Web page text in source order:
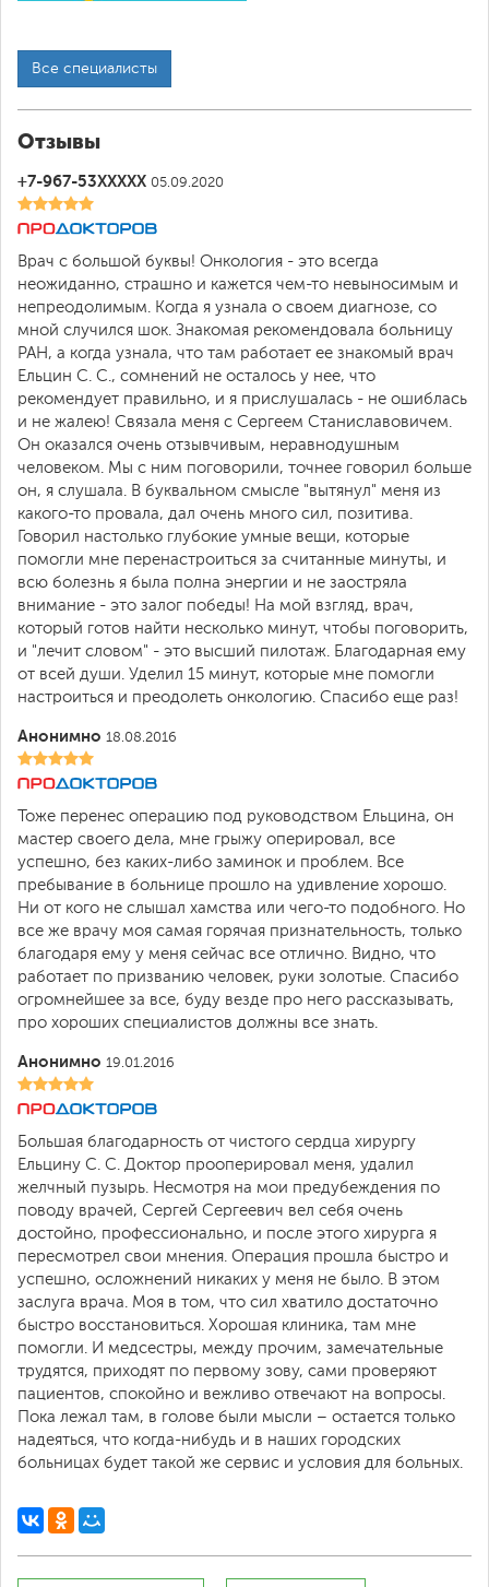
Все специалисты
Отзывы
+7-967-53XXXXX 05.09.2020
Врач с большой буквы! Онкология - это всегда
неожиданно, страшно и кажется чем-то невыносимым и
непреодолимым. Когда я узнала о своем диагнозе, со
мной случился шок. Знакомая рекомендовала больницу
РАН, а когда узнала, что там работает ее знакомый врач
Ельцин С. С., сомнений не осталось у нее, что
рекомендует правильно, и я прислушалась - не ошиблась
и не жалею! Связала меня с Сергеем Станиславовичем.
Он оказался очень отзывчивым, неравнодушным
человеком. Мы с ним поговорили, точнее говорил больше
он, я слушала. В буквальном смысле "вытянул" меня из
какого-то провала, дал очень много сил, позитива.
Говорил настолько глубокие умные вещи, которые
помогли мне перенастроиться за считанные минуты, и
всю болезнь я была полна энергии и не заостряла
внимание - это залог победы! На мой взгляд, врач,
который готов найти несколько минут, чтобы поговорить,
и "лечит словом" - это высший пилотаж. Благодарная ему
от всей души. Уделил 15 минут, которые мне помогли
настроиться и преодолеть онкологию. Спасибо еще раз!
Анонимно 18.08.2016
Тоже перенес операцию под руководством Ельцина, он
мастер своего дела, мне грыжу оперировал, все
успешно, без каких-либо заминок и проблем. Все
пребывание в больнице прошло на удивление хорошо.
Ни от кого не слышал хамства или чего-то подобного. Но
все же врачу моя самая горячая признательность, только
благодаря ему у меня сейчас все отлично. Видно, что
работает по призванию человек, руки золотые. Спасибо
огромнейшее за все, буду везде про него рассказывать,
про хороших специалистов должны все знать.
Анонимно 19.01.2016
Большая благодарность от чистого сердца хирургу
Ельцину С. С. Доктор прооперировал меня, удалил
желчный пузырь. Несмотря на мои предубеждения по
поводу врачей, Сергей Сергеевич вел себя очень
достойно, профессионально, и после этого хирурга я
пересмотрел свои мнения. Операция прошла быстро и
успешно, осложнений никаких у меня не было. В этом
заслуга врача. Моя в том, что сил хватило достаточно
быстро восстановиться. Хорошая клиника, там мне
помогли. И медсестры, между прочим, замечательные
трудятся, приходят по первому зову, сами проверяют
пациентов, спокойно и вежливо отвечают на вопросы.
Пока лежал там, в голове были мысли – остается только
надеяться, что когда-нибудь и в наших городских
больницах будет такой же сервис и условия для больных.